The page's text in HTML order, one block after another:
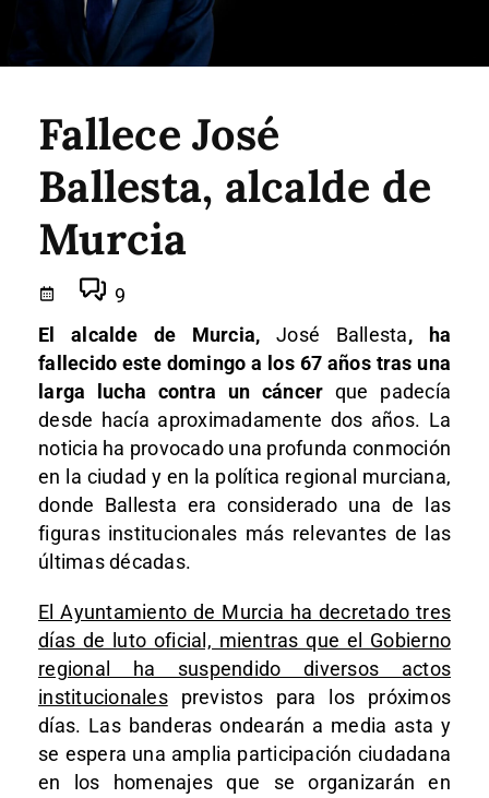
Fallece José
Ballesta, alcalde de
Murcia
9
El alcalde de Murcia, José Ballesta, ha
fallecido este domingo a los 67 años tras una
larga lucha contra un cáncer que padecía
desde hacía aproximadamente dos años. La
noticia ha provocado una profunda conmoción
en la ciudad y en la política regional murciana,
donde Ballesta era considerado una de las
figuras institucionales más relevantes de las
últimas décadas.
El Ayuntamiento de Murcia ha decretado tres
días de luto oficial, mientras que el Gobierno
regional ha suspendido diversos actos
institucionalesprevistos para los próximos
días. Las banderas ondearán a media asta y
se espera una amplia participación ciudadana
en los homenajes que se organizarán en